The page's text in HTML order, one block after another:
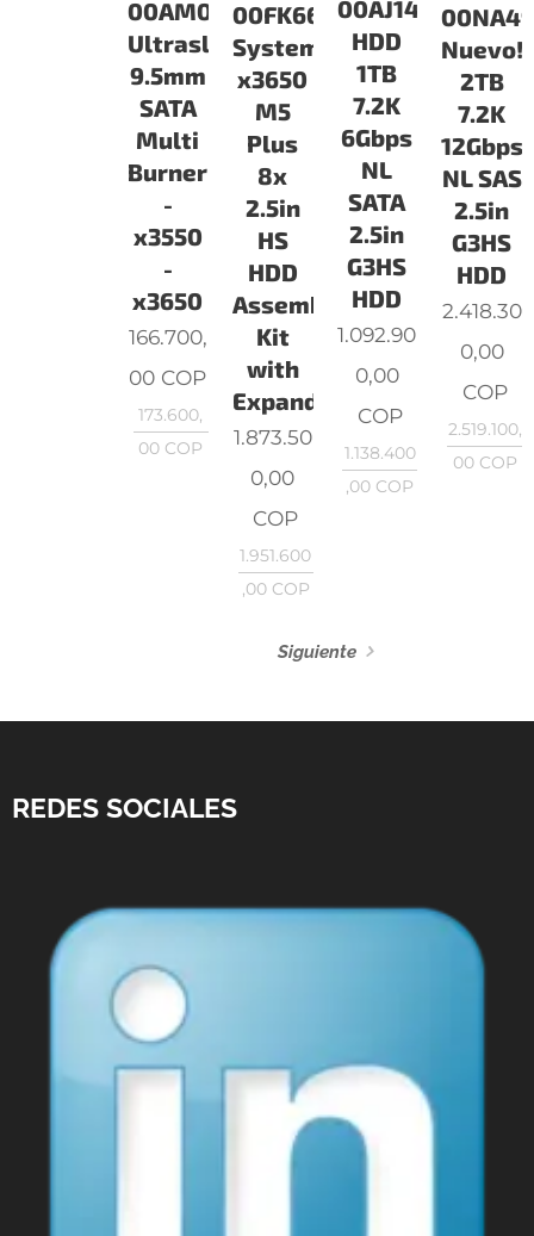
00AM067
Ultraslim
9.5mm
SATA
Multi
Burner
-
x3550
-
x3650
166.700,
00 COP
173.600,
00 COP
00FK661
System
x3650
M5
Plus
8x
2.5in
HS
HDD
Assembly
Kit
with
Expander
1.873.50
0,00
COP
1.951.600
,00COP
00AJ141
HDD
1TB
7.2K
6Gbps
NL
SATA
2.5in
G3HS
HDD
1.092.90
0,00
COP
1.138.400
,00 COP
Nuevo!!
2TB
7.2K
12Gbps
NL SAS
2.5in
G3HS
HDD
2.418.30
0,00
COP
2.519.100,
00COP
Siguiente
REDES SOCIALES